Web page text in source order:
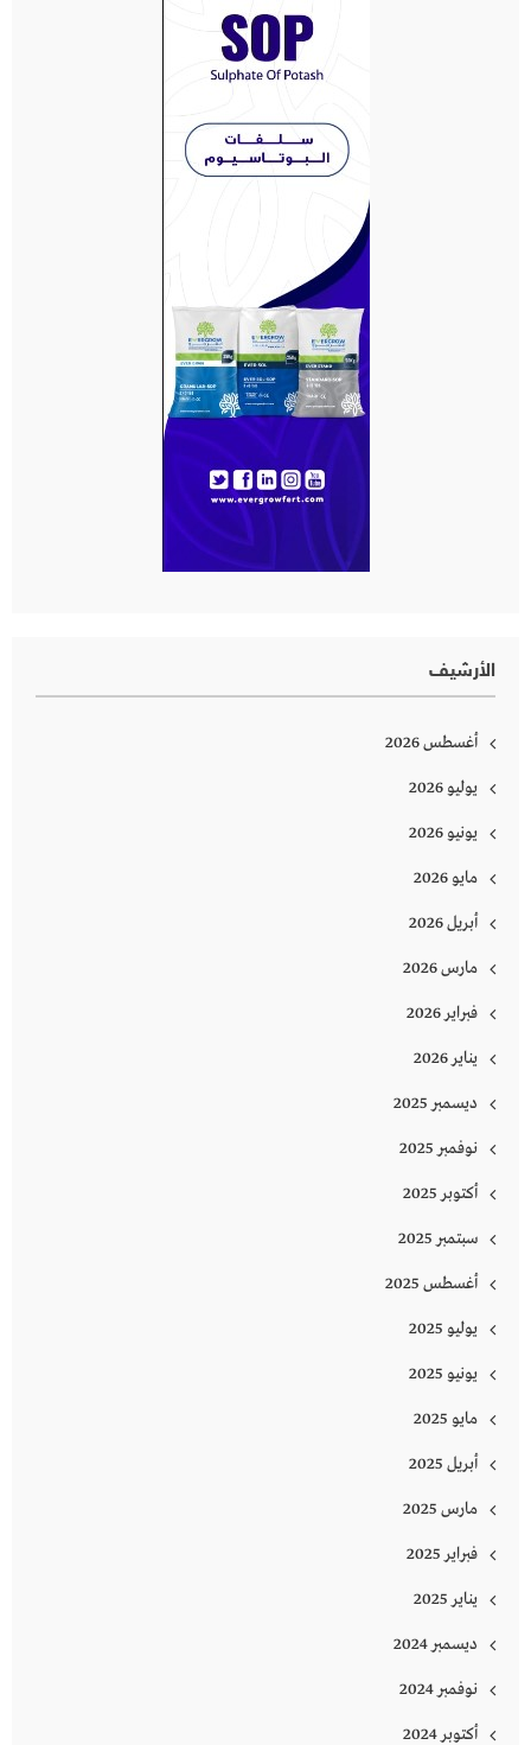
الأرشيف
أغسطس 2026
يوليو 2026
يونيو 2026
مايو 2026
أبريل 2026
مارس 2026
فبراير 2026
يناير 2026
ديسمبر 2025
نوفمبر 2025
أكتوبر 2025
سبتمبر 2025
أغسطس 2025
يوليو 2025
يونيو 2025
مايو 2025
أبريل 2025
مارس 2025
فبراير 2025
يناير 2025
ديسمبر 2024
نوفمبر 2024
أكتوبر 2024